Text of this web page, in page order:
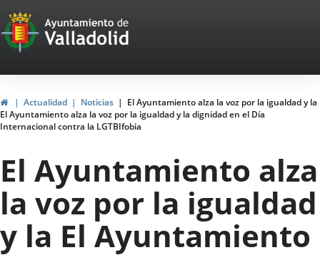
Portal
Web
del
Ayuntamiento
de
Valladolid
InicioActualidad Noticias
El Ayuntamiento alza la voz por la igualdad y la
El Ayuntamiento alza la voz por la igualdad y la dignidad en el Día
Internacional contra la LGTBIfobia
El Ayuntamiento alza
la voz por la igualdad
y la El Ayuntamiento